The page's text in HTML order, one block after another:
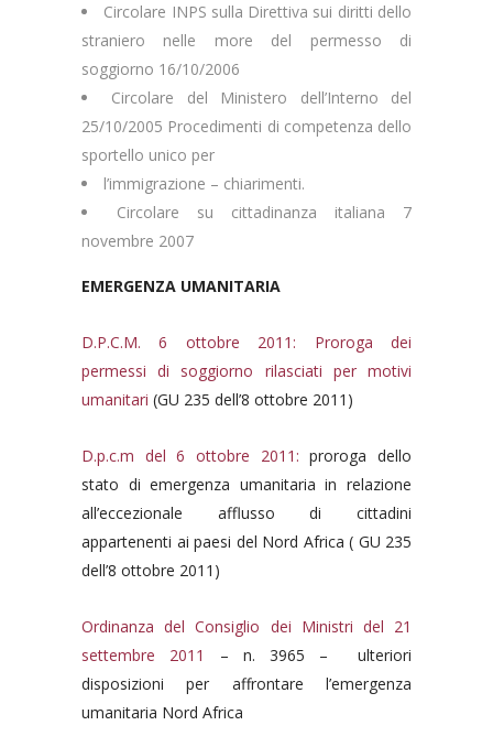
Circolare INPS sulla Direttiva sui diritti dello
straniero nelle more del permesso di
soggiorno 16/10/2006
Circolare del Ministero dell’Interno del
25/10/2005 Procedimenti di competenza dello
sportello unico per
l’immigrazione – chiarimenti.
Circolare su cittadinanza italiana 7
novembre 2007
EMERGENZA UMANITARIA
D.P.C.M. 6 ottobre 2011: Proroga dei
permessi di soggiorno rilasciati per motivi
umanitari (GU 235 dell’8 ottobre 2011)
D.p.c.m del 6 ottobre 2011 :proroga dello
stato di emergenza umanitaria in relazione
all’eccezionale afflusso di cittadini
appartenenti ai paesi del Nord Africa ( GU 235
dell’8 ottobre 2011)
Ordinanza del Consiglio dei Ministri del 21
settembre 2011
– n. 3965 – ulteriori
disposizioni per affrontare l’emergenza
umanitaria Nord Africa